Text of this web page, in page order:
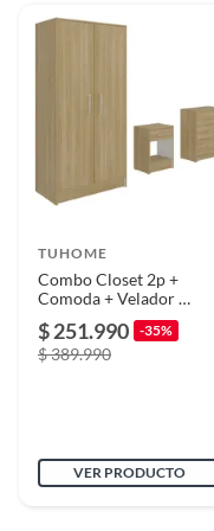
Cantidad de paquetes
Espacio recomendado
Alto
Ancho
TUHOME
Combo Closet 2p +
Comoda + Velador
Fresno Europeo Y
Blanco
$ 251.990 -35%
$ 389.990
VER PRODUCTO